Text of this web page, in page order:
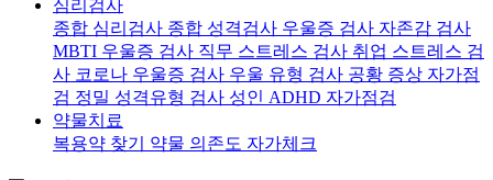
심리검사
종합 심리검사 종합 성격검사 우울증 검사 자존감 검사
MBTI 우울증 검사 직무 스트레스 검사 취업 스트레스 검
사 코로나 우울증 검사 우울 유형 검사 공황 증상 자가점
검 정밀 성격유형 검사 성인 ADHD 자가점검
약물치료
복용약 찾기 약물 의존도 자가체크